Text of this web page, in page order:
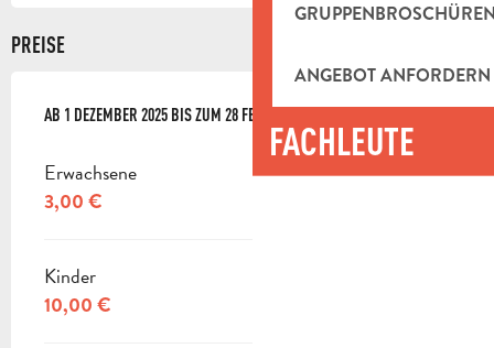
ANGEBOT ANFORDERN
FACHLEUTE
PREISE
AB 1 DEZEMBER 2025 BIS ZUM 28 FEBRUAR 2026
AB 1 DEZEMBER 2025 BIS ZUM 28 FEBRUAR 2026
Erwachsene
3,00 €
Kinder
10,00 €